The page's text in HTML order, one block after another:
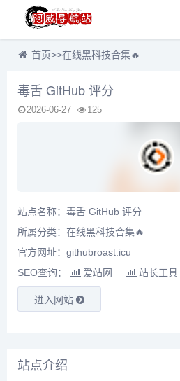
首页>>在线黑科技合集🔥
毒舌 GitHub 评分
2026-06-27 125
站点名称：毒舌 GitHub 评分
所属分类： 在线黑科技合集🔥
官方网址：githubroast.icu
SEO查询：
爱站网 站长工具
进入网站
站点介绍